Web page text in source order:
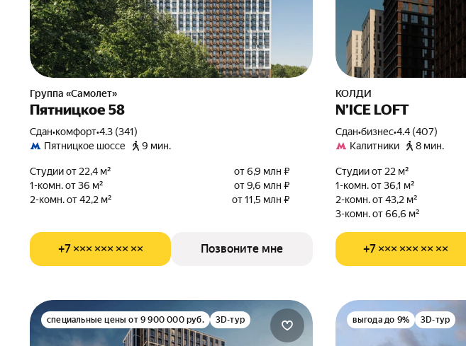
Группа «Самолет»
Пятницкое 58
Сдан•комфорт•4.3 (341)
Пятницкое шоссе
9 мин.
Студии от 22,4 м²
от 6,9 млн ₽
1-комн. от 36 м²
от 9,6 млн ₽
2-комн. от 42,2 м²
от 11,5 млн ₽
+7 ××× ××× ×× ×× Позвоните мне
КОЛДИ
N’ICE LOFT
Сдан•бизнес•4.4 (407)
Калитники
8 мин.
Студии от 22 м²
1-комн. от 36,1 м²
2-комн. от 43,2 м²
3-комн. от 66,6 м²
+7 ××× ××× ×× ××
специальные цены от 9 900 000 руб. 3D-тур выгода до 9% 3D-тур